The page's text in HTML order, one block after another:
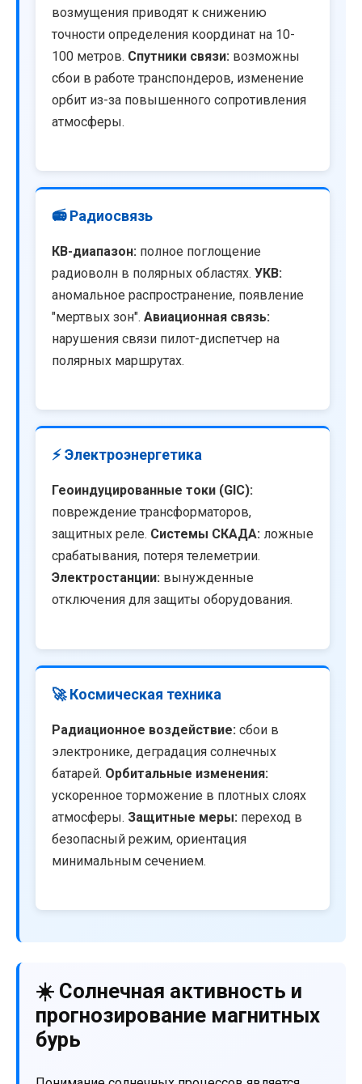
возмущения приводят к снижению
точности определения координат на 10-
100 метров. Спутники связи: возможны
сбои в работе транспондеров, изменение
орбит из-за повышенного сопротивления
атмосферы.
📻 Радиосвязь
КВ-диапазон: полное поглощение
радиоволн в полярных областях. УКВ:
аномальное распространение, появление
"мертвых зон". Авиационная связь:
нарушения связи пилот-диспетчер на
полярных маршрутах.
⚡ Электроэнергетика
Геоиндуцированные токи (GIC):
повреждение трансформаторов,
защитных реле. Системы СКАДА: ложные
срабатывания, потеря телеметрии.
Электростанции: вынужденные
отключения для защиты оборудования.
🚀 Космическая техника
Радиационное воздействие: сбои в
электронике, деградация солнечных
батарей. Орбитальные изменения:
ускоренное торможение в плотных слоях
атмосферы. Защитные меры: переход в
безопасный режим, ориентация
минимальным сечением.
☀️ Солнечная активность и
прогнозирование магнитных
бурь